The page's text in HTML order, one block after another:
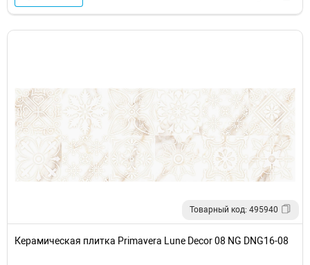
Товарный код: 495940
Керамическая плитка Primavera Lune Decor 08 NG DNG16-08